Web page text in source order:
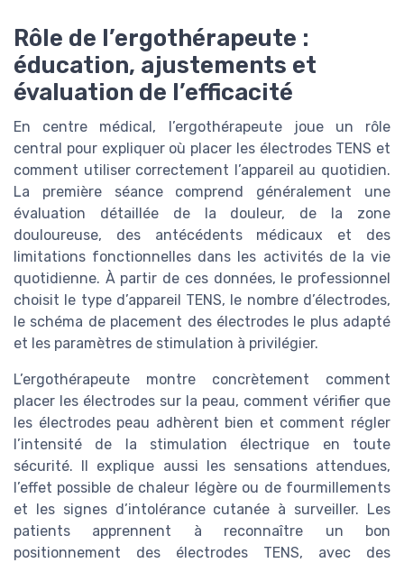
Rôle de l’ergothérapeute :
éducation, ajustements et
évaluation de l’efficacité
En centre médical, l’ergothérapeute joue un rôle
central pour expliquer où placer les électrodes TENS et
comment utiliser correctement l’appareil au quotidien.
La première séance comprend généralement une
évaluation détaillée de la douleur, de la zone
douloureuse, des antécédents médicaux et des
limitations fonctionnelles dans les activités de la vie
quotidienne. À partir de ces données, le professionnel
choisit le type d’appareil TENS, le nombre d’électrodes,
le schéma de placement des électrodes le plus adapté
et les paramètres de stimulation à privilégier.
L’ergothérapeute montre concrètement comment
placer les électrodes sur la peau, comment vérifier que
les électrodes peau adhèrent bien et comment régler
l’intensité de la stimulation électrique en toute
sécurité. Il explique aussi les sensations attendues,
l’effet possible de chaleur légère ou de fourmillements
et les signes d’intolérance cutanée à surveiller. Les
patients apprennent à reconnaître un bon
positionnement des électrodes TENS, avec des